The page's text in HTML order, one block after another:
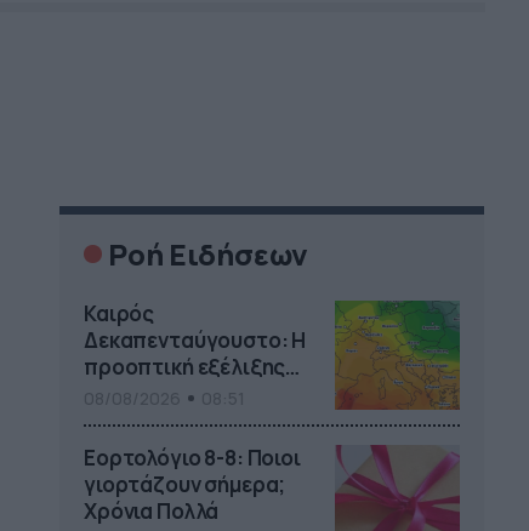
Ροή Ειδήσεων
Καιρός
Δεκαπενταύγουστο: Η
προοπτική εξέλιξης
από τον Σάκη
Αρναούτογλου (vid)
Εορτολόγιο 8-8: Ποιοι
γιορτάζουν σήμερα;
Χρόνια Πολλά